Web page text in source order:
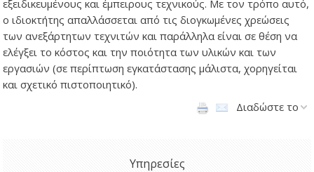
εξειδικευμένους και έμπειρους τεχνικούς. Με τον τρόπο αυτό,
ο ιδιοκτήτης απαλλάσσεται από τις διογκωμένες χρεώσεις
των ανεξάρτητων τεχνιτών και παράλληλα είναι σε θέση να
ελέγξει το κόστος και την ποιότητα των υλικών και των
εργασιών (σε περίπτωση εγκατάστασης μάλιστα, χορηγείται
και σχετικό πιστοποιητικό).
Διαδώστε το
Υπηρεσίες